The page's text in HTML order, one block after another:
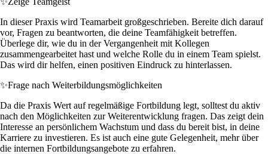
In dieser Praxis wird Teamarbeit großgeschrieben. Bereite dich darauf
vor, Fragen zu beantworten, die deine Teamfähigkeit betreffen.
Überlege dir, wie du in der Vergangenheit mit Kollegen
zusammengearbeitet hast und welche Rolle du in einem Team spielst.
Das wird dir helfen, einen positiven Eindruck zu hinterlassen.
✨Frage nach Weiterbildungsmöglichkeiten
Da die Praxis Wert auf regelmäßige Fortbildung legt, solltest du aktiv
nach den Möglichkeiten zur Weiterentwicklung fragen. Das zeigt dein
Interesse an persönlichem Wachstum und dass du bereit bist, in deine
Karriere zu investieren. Es ist auch eine gute Gelegenheit, mehr über
die internen Fortbildungsangebote zu erfahren.